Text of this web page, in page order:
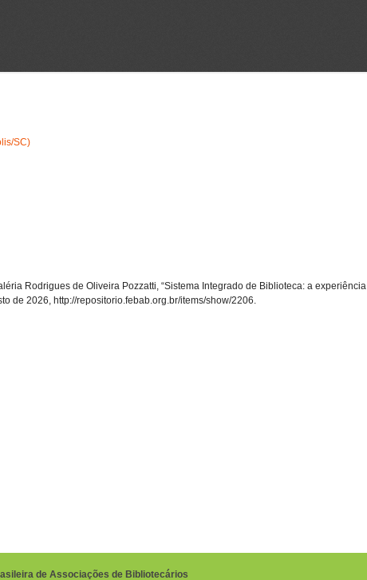
SC)
Rodrigues de Oliveira Pozzatti, “Sistema Integrado de Biblioteca: a
de 2026, http://repositorio.febab.org.br/items/show/2206.
de Associações de Bibliotecários